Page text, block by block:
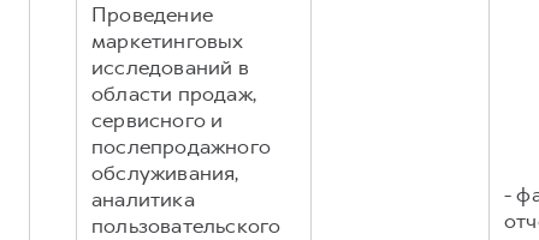
Проведение
маркетинговых
исследований в
области продаж,
сервисного и
послепродажного
обслуживания,
аналитика
пользовательского
-